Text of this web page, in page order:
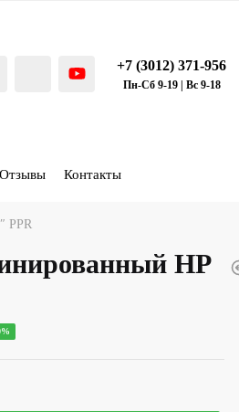
+7 (3012) 371-956
Пн-Сб 9-19 | Вс 9-18
Отзывы Контакты
PPR
НР